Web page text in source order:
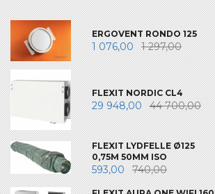
ERGOVENT RONDO 125
1 076,00 1 297,00
FLEXIT NORDIC CL4
29 948,00 44 700,00
FLEXIT LYDFELLE Ø125
0,75M 50MM ISO
593,00 740,00